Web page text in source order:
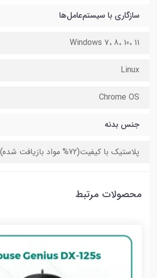
سازگاری با سیستم‌عامل‌ها
Windows 7، 8، 10، 11
Linux
Chrome OS
جنس بدنه
پلاستیک با کیفیت(72% مواد بازیافت شده)
محصولات مرتبط